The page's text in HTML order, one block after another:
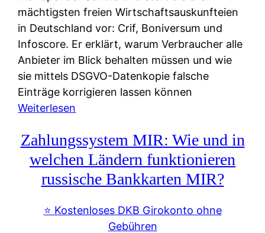
mächtigsten freien Wirtschaftsauskunfteien
in Deutschland vor: Crif, Boniversum und
Infoscore. Er erklärt, warum Verbraucher alle
Anbieter im Blick behalten müssen und wie
sie mittels DSGVO-Datenkopie falsche
Einträge korrigieren lassen können
Weiterlesen
c
h
u
f
-
Zahlungssystem MIR: Wie und in
welchen Ländern funktionieren
russische Bankkarten MIR?
⭐️ Kostenloses DKB Girokonto ohne
Gebühren